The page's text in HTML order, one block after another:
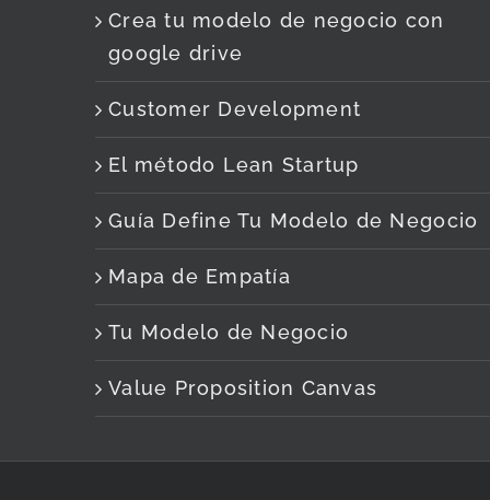
Crea tu modelo de negocio con
google drive
Customer Development
El método Lean Startup
Guía Define Tu Modelo de Negocio
Mapa de Empatía
Tu Modelo de Negocio
Value Proposition Canvas